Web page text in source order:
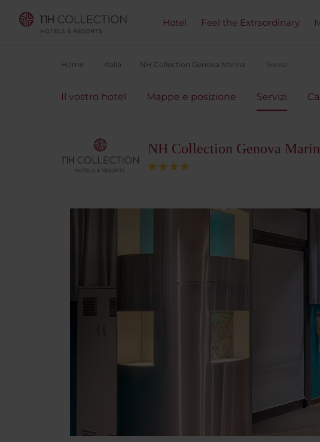
Hotel Feel the Extraordinary
Home Italia NH Collection Genova Marina Servizi
Il vostro hotel Mappe e posizione Servizi
NH Collection Genova